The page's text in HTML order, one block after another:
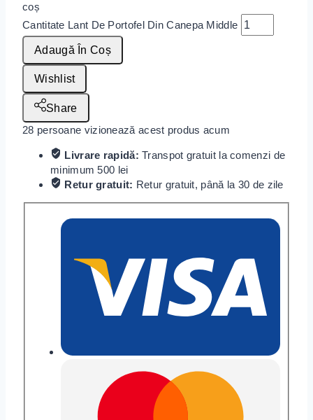
coș
Cantitate Lant De Portofel Din Canepa Middle
Adaugă În Coș
Wishlist
Share
28 persoane vizionează acest produs acum
Livrare rapidă:Transpot gratuit la comenzi de
minimum 500 lei
Retur gratuit: Retur gratuit, până la 30 de zile